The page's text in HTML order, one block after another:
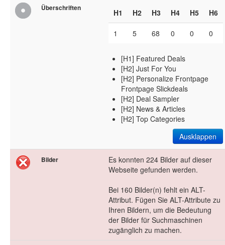
Überschriften H1 H2 H3 H4 H5 H6
1 5 68 0 0 0
[H1] Featured Deals
[H2] Just For You
[H2] Personalize Frontpage
Frontpage Slickdeals
[H2] Deal Sampler
[H2] News & Articles
[H2] Top Categories
Ausklappen
Bilder
Es konnten 224 Bilder auf dieser
Webseite gefunden werden.
Bei 160 Bilder(n) fehlt ein ALT-
Attribut. Fügen Sie ALT-Attribute zu
Ihren Bildern, um die Bedeutung
der Bilder für Suchmaschinen
zugänglich zu machen.